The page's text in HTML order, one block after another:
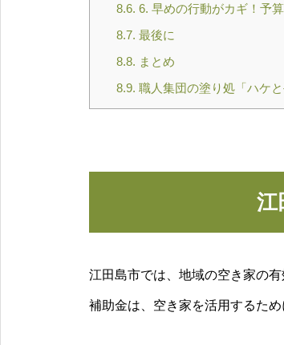
8.6. 6. 早めの行動がカギ！予
8.7. 最後に
8.8. まとめ
8.9. 職人集団の塗り処「ハケと
江
江田島市では、地域の空き家の
補助金は、空き家を活用するた